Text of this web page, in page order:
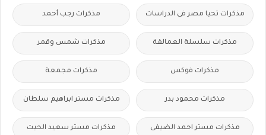
مذكرات تحيا مصر فى الدراسات مذكرات رجب أحمد
مذكرات سلسلة العمالقة مذكرات شمس وقمر
مذكرات فوكس مذكرات مجمعة
مذكرات محمود بدر مذكرات مستر ابراهيم سلطان
مذكرات مستر احمد الضيفى مذكرات مستر سعيد الحيت